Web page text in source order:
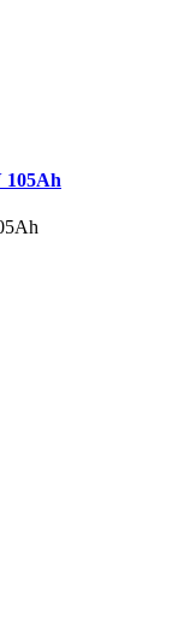
105Ah